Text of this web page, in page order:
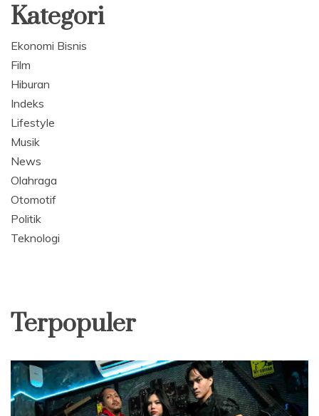
Kategori
Ekonomi Bisnis
Film
Hiburan
Indeks
Lifestyle
Musik
News
Olahraga
Otomotif
Politik
Teknologi
Terpopuler